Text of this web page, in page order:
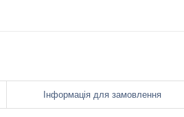
Інформація для замовлення